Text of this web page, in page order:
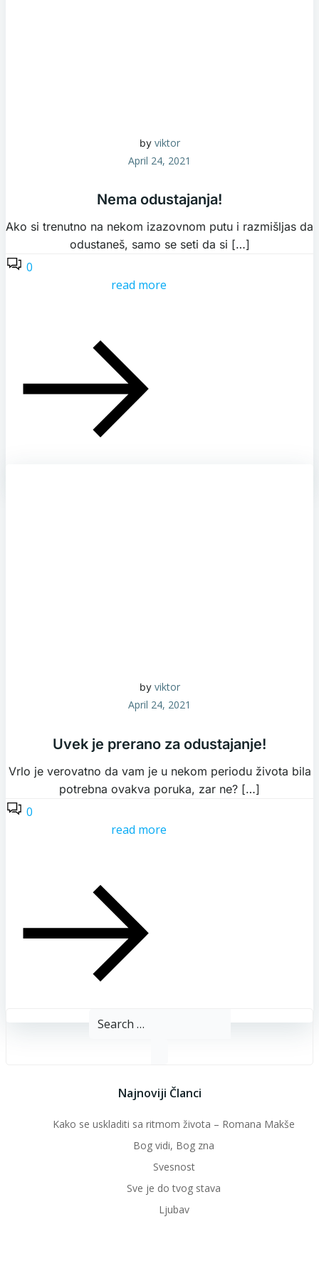
by viktor
April 24, 2021
Nema odustajanja!
Ako si trenutno na nekom izazovnom putu i razmišljas da
odustaneš, samo se seti da si […]
0
read more
by viktor
April 24, 2021
Uvek je prerano za odustajanje!
Vrlo je verovatno da vam je u nekom periodu života bila
potrebna ovakva poruka, zar ne? […]
0
read more
Search
Najnoviji Članci
Kako se uskladiti sa ritmom života – Romana Makše
Bog vidi, Bog zna
Svesnost
Sve je do tvog stava
Ljubav